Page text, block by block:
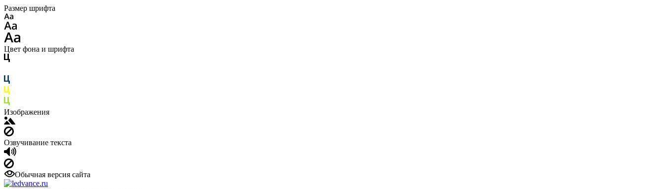
Размер шрифта
Цвет фона и шрифта
Изображения
Озвучивание текста
Обычная версия сайта